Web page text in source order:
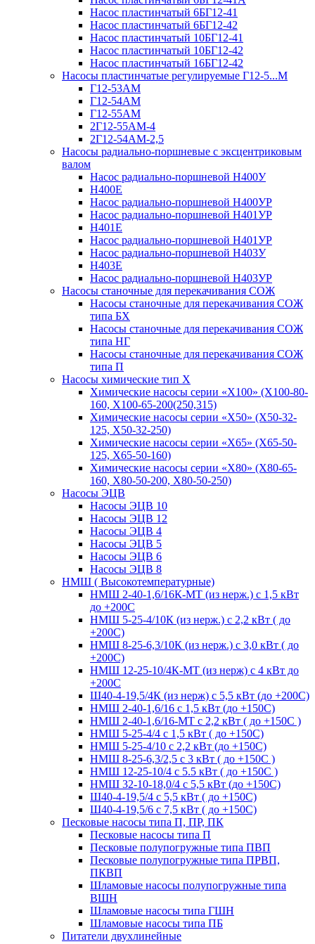
Насос пластинчатый 6БГ12-41
Насос пластинчатый 6БГ12-42
Насос пластинчатый 10БГ12-41
Насос пластинчатый 10БГ12-42
Насос пластинчатый 16БГ12-42
Насосы пластинчатые регулируемые Г12-5...М
Г12-53АМ
Г12-54АМ
Г12-55АМ
2Г12-55АМ-4
2Г12-54АМ-2,5
Насосы радиально-поршневые с эксцентриковым
валом
Насос радиально-поршневой Н400У
Н400Е
Насос радиально-поршневой Н400УР
Насос радиально-поршневой Н401УР
Н401Е
Насос радиально-поршневой Н401УР
Насос радиально-поршневой Н403У
Н403Е
Насос радиально-поршневой Н403УР
Насосы станочные для перекачивания СОЖ
Насосы станочные для перекачивания СОЖ
типа БХ
Насосы станочные для перекачивания СОЖ
типа НГ
Насосы станочные для перекачивания СОЖ
типа П
Насосы химические тип Х
Химические насосы серии «Х100» (Х100-80-
160, Х100-65-200(250,315)
Химические насосы серии «Х50» (Х50-32-
125, Х50-32-250)
Химические насосы серии «Х65» (Х65-50-
125, Х65-50-160)
Химические насосы серии «Х80» (Х80-65-
160, Х80-50-200, Х80-50-250)
Насосы ЭЦВ
Насосы ЭЦВ 10
Насосы ЭЦВ 12
Насосы ЭЦВ 4
Насосы ЭЦВ 5
Насосы ЭЦВ 6
Насосы ЭЦВ 8
НМШ ( Высокотемпературные)
НМШ 2-40-1,6/16К-МТ (из нерж.) с 1,5 кВт
до +200С
НМШ 5-25-4/10К (из нерж.) с 2,2 кВт ( до
+200С)
НМШ 8-25-6,3/10К (из нерж.) с 3,0 кВт ( до
+200С)
НМШ 12-25-10/4К-МТ (из нерж) с 4 кВт до
+200С
Ш40-4-19,5/4К (из нерж) с 5,5 кВт (до +200С)
НМШ 2-40-1,6/16 с 1,5 кВт (до +150С)
НМШ 2-40-1,6/16-МТ с 2,2 кВт ( до +150С )
НМШ 5-25-4/4 с 1,5 кВт ( до +150С)
НМШ 5-25-4/10 с 2,2 кВт (до +150С)
НМШ 8-25-6,3/2,5 с 3 кВт ( до +150С )
НМШ 12-25-10/4 с 5.5 кВт ( до +150С )
НМШ 32-10-18,0/4 с 5,5 кВт (до +150С)
Ш40-4-19,5/4 с 5,5 кВт ( до +150С)
Ш40-4-19,5/6 с 7,5 кВт ( до +150С)
Песковые насосы типа П, ПР, ПК
Песковые насосы типа П
Песковые полупогружные типа ПВП
Песковые полупогружные типа ПРВП,
ПКВП
Шламовые насосы полупогружные типа
ВШН
Шламовые насосы типа ГШН
Шламовые насосы типа ПБ
Питатели двухлинейные